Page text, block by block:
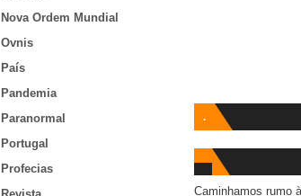
Nova Ordem Mundial
Ovnis
País
Pandemia
Paranormal
Portugal
Profecias
.
Caminhamos rumo